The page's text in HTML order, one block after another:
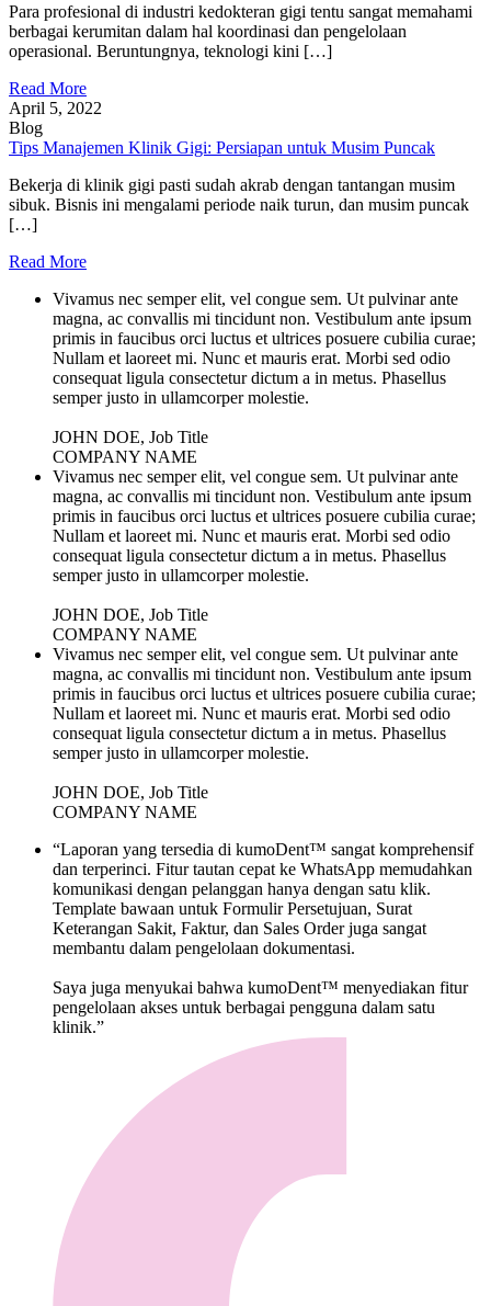
Para profesional di industri kedokteran gigi tentu sangat memahami
berbagai kerumitan dalam hal koordinasi dan pengelolaan
operasional. Beruntungnya, teknologi kini […]
Read More
April 5, 2022
Blog
Tips Manajemen Klinik Gigi: Persiapan untuk Musim Puncak
Bekerja di klinik gigi pasti sudah akrab dengan tantangan musim
sibuk. Bisnis ini mengalami periode naik turun, dan musim puncak
[…]
Read More
Vivamus nec semper elit, vel congue sem. Ut pulvinar ante
magna, ac convallis mi tincidunt non. Vestibulum ante ipsum
primis in faucibus orci luctus et ultrices posuere cubilia curae;
Nullam et laoreet mi. Nunc et mauris erat. Morbi sed odio
consequat ligula consectetur dictum a in metus. Phasellus
semper justo in ullamcorper molestie.
JOHN DOE, Job Title
COMPANY NAME
Vivamus nec semper elit, vel congue sem. Ut pulvinar ante
magna, ac convallis mi tincidunt non. Vestibulum ante ipsum
primis in faucibus orci luctus et ultrices posuere cubilia curae;
Nullam et laoreet mi. Nunc et mauris erat. Morbi sed odio
consequat ligula consectetur dictum a in metus. Phasellus
semper justo in ullamcorper molestie.
JOHN DOE, Job Title
COMPANY NAME
Vivamus nec semper elit, vel congue sem. Ut pulvinar ante
magna, ac convallis mi tincidunt non. Vestibulum ante ipsum
primis in faucibus orci luctus et ultrices posuere cubilia curae;
Nullam et laoreet mi. Nunc et mauris erat. Morbi sed odio
consequat ligula consectetur dictum a in metus. Phasellus
semper justo in ullamcorper molestie.
JOHN DOE, Job Title
COMPANY NAME
“Laporan yang tersedia di kumoDent™ sangat komprehensif
dan terperinci. Fitur tautan cepat ke WhatsApp memudahkan
komunikasi dengan pelanggan hanya dengan satu klik.
Template bawaan untuk Formulir Persetujuan, Surat
Keterangan Sakit, Faktur, dan Sales Order juga sangat
membantu dalam pengelolaan dokumentasi.
Saya juga menyukai bahwa kumoDent™ menyediakan fitur
pengelolaan akses untuk berbagai pengguna dalam satu
klinik.”